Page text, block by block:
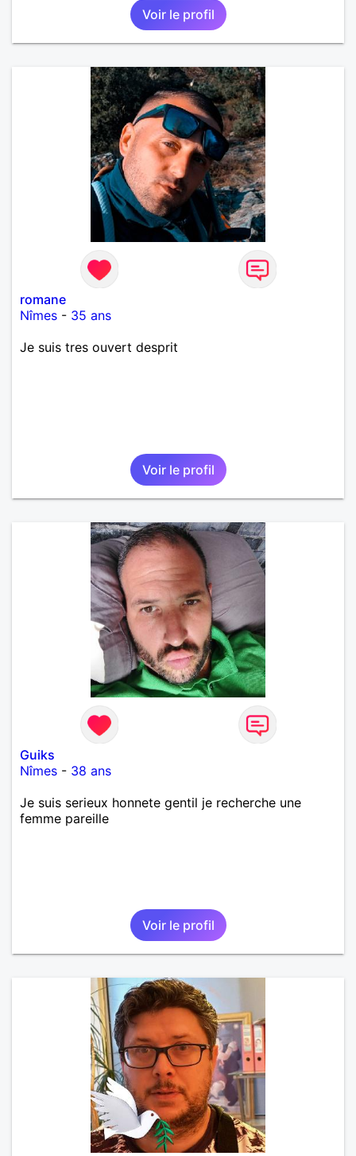
Voir le profil
romane
Nîmes - 35 ans
Je suis tres ouvert desprit
Voir le profil
Guiks
Nîmes - 38 ans
Je suis serieux honnete gentil je recherche une
femme pareille
Voir le profil